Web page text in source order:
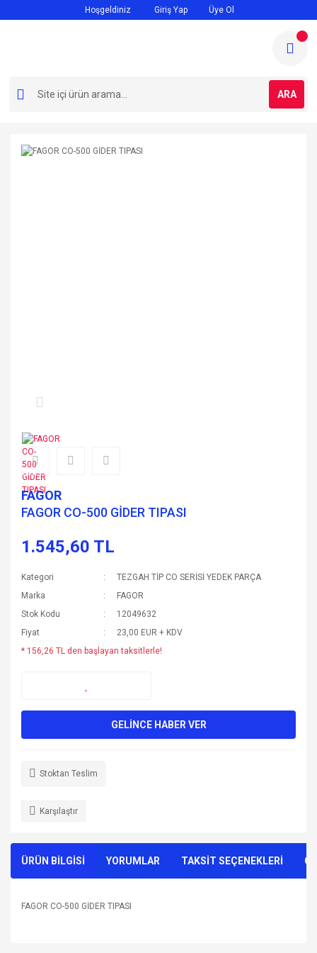
Hoşgeldiniz Giriş Yap Üye Ol
ARA
FAGOR
FAGOR CO-500 GİDER TIPASI
1.545,60 TL
Kategori
TEZGAH TİP CO SERİSİ YEDEK PARÇA
Marka
FAGOR
Stok Kodu
12049632
Fiyat
23,00 EUR + KDV
* 156,26 TL den başlayan taksitlerle!
GELİNCE HABER VER
Stoktan Teslim
Karşılaştır
ÜRÜN BİLGİSİ YORUMLAR TAKSİT SEÇENEKLERİ
FAGOR CO-500 GİDER TIPASI